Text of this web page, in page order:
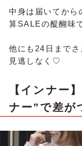
中身は届いてか
算SALEの醍醐味
他にも24日まで
見逃しなく♡
【インナー
ナー”で差が